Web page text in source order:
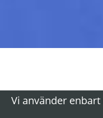
Vi använder